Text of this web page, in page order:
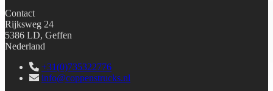
Contact
Rijksweg 24
5386 LD, Geffen
Nederland
+31(0)735322776
info@coppenstrucks.nl